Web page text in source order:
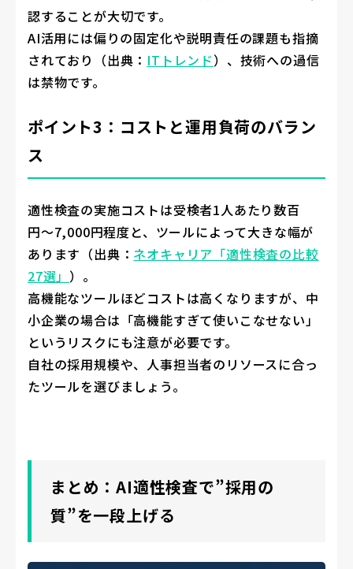
認することが大切です。
AI活用には偏りの固定化や説明責任の課題も指摘
されており（出典： ITトレンド）、技術への過信
は禁物です。
ポイント3：コストと運用負荷のバラン
ス
適性検査の実施コストは受検者1人あたり数百
円〜7,000円程度と、ツールによって大きな幅が
あります（出典： ネオキャリア「適性検査の比較
27選」 ）。
高機能なツールほどコストは高くなりますが、中
小企業の場合は「高機能すぎて使いこなせない」
というリスクにも注意が必要です。
自社の採用規模や、人事担当者のリソースに合っ
たツールを選びましょう。
まとめ：AI適性検査で”採用の
質”を一段上げる